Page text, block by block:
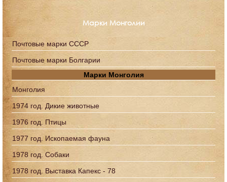
Марки Монголии
Почтовые марки СССР
Почтовые марки Болгарии
Марки Монголия
Монголия
1974 год. Дикие животные
1976 год. Птицы
1977 год. Ископаемая фауна
1978 год. Собаки
1978 год. Выставка Капекс - 78